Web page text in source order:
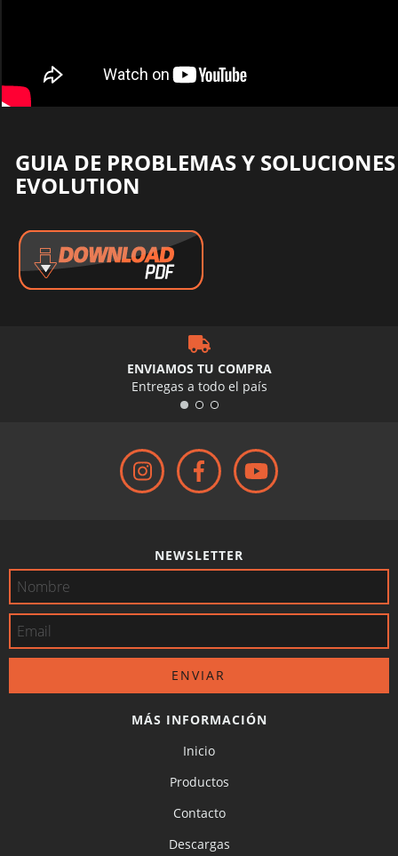
GUIA DE PROBLEMAS Y
EVOLUTION
ENVIAMOS TU COMPRA
Entregas a todo el país
NEWSLETTER
MÁS INFORMACIÓN
Inicio
Productos
Contacto
Descargas